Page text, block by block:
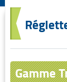
Gamme